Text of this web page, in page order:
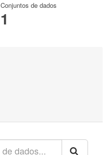
Conjuntos de dados
1